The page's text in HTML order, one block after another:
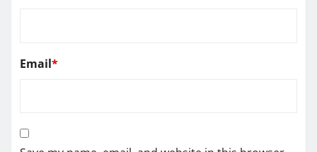
Email*